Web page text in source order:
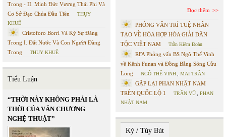
Trong - II. Minh Đức Vương Thái Phi Và
Cơ Sở Đạo Chúa Đầu Tiên
THỤY
KHUÊ
Cristoforo Borri Và Ký Sự Đàng
Trong I. Đất Nước Và Con Người Đàng
Trong
THỤY KHUÊ
Tiểu Luận
“THỜI NÀY KHÔNG PHẢI LÀ
THỜI CỦA VĂN CHƯƠNG
NGHỆ THUẬT”
Đọc thêm
PHỎNG VẤN TRÍ TUỆ NHÂN
TẠO VỀ HÒA HỢP HÒA GIẢI DÂN
TỘC VIỆT NAM
Trần Kiêm Đoàn
RFA Phỏng vấn BS Ngô Thế Vinh
về Kênh Funan và Đồng Bằng Sông Cửu
Long
NGÔ THẾ VINH MAI TRẦN
GẶP LẠI PHAN NHẬT NAM
TRÊN QUỐC LỘ 1
TRẦN VŨ
PHAN
NHẬT NAM
Ký / Tùy Bút